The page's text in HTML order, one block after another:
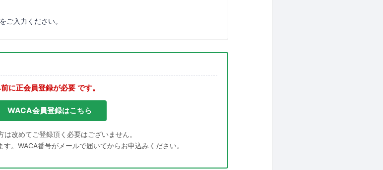
ご入力ください。
に正会員登録が必要 です。
WACA会員登録はこちら
改めてご登録頂く必要はございません。
。WACA番号がメールで届いてからお申込みください。